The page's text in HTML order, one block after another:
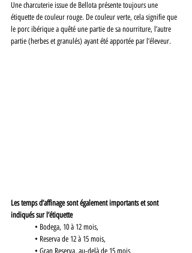
Une charcuterie issue de Bellota présente toujours une
étiquette de couleur rouge. De couleur verte, cela signifie que
le porc ibérique a quêté une partie de sa nourriture, l’autre
partie (herbes et granulés) ayant été apportée par l’éleveur.
Les temps d’affinage sont également importants et sont
indiqués sur l’étiquette
	• Bodega, 10 à 12 mois,
	• Reserva de 12 à 15 mois,
• Gran Reserva, au-delà de 15 mois.